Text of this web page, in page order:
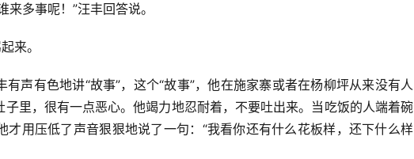
多事呢！”汪丰回答说。
来。
声有色地讲“故事”，这个“故事”，他在施家寨或者在杨柳坪从来没有人
里，很有一点恶心。他竭力地忍耐着，不要吐出来。当吃饭的人端着碗
才用压低了声音狠狠地说了一句：“我看你还有什么花板样，还下什么样